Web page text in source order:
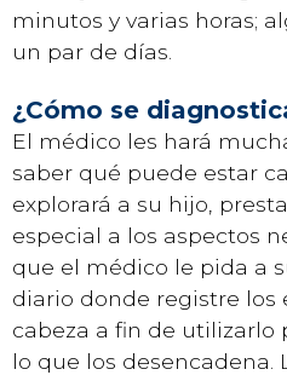
minutos y varias horas;
un par de días.
¿Cómo se
El médico les hará
saber qué puede estar
explorará a su hijo,
especial a los aspectos
que el médico le pida a
diario donde registre los
cabeza a fin de utilizarlo
lo que los desencadena.